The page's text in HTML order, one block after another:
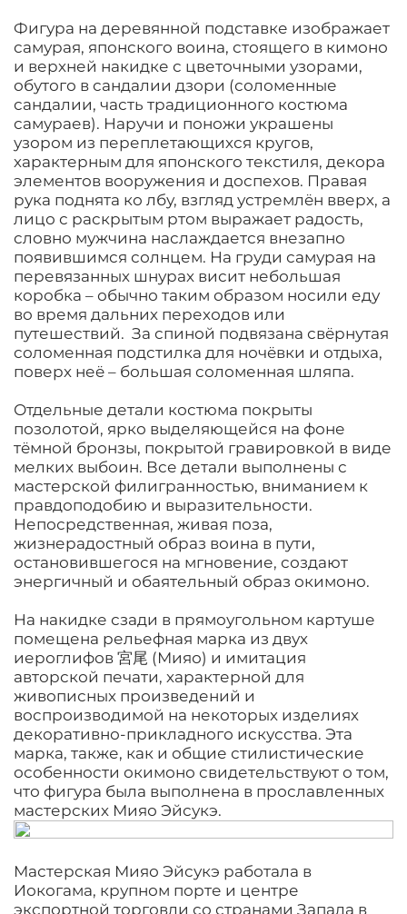
Фигура на деревянной подставке изображает
самурая, японского воина, стоящего в кимоно
и верхней накидке с цветочными узорами,
обутого в сандалии дзори (соломенные
сандалии, часть традиционного костюма
самураев). Наручи и поножи украшены
узором из переплетающихся кругов,
характерным для японского текстиля, декора
элементов вооружения и доспехов. Правая
рука поднята ко лбу, взгляд устремлëн вверх, а
лицо с раскрытым ртом выражает радость,
словно мужчина наслаждается внезапно
появившимся солнцем. На груди самурая на
перевязанных шнурах висит небольшая
коробка – обычно таким образом носили еду
во время дальних переходов или
путешествий. За спиной подвязана свëрнутая
соломенная подстилка для ночëвки и отдыха,
поверх неë – большая соломенная шляпа.
Отдельные детали костюма покрыты
позолотой, ярко выделяющейся на фоне
тëмной бронзы, покрытой гравировкой в виде
мелких выбоин. Все детали выполнены с
мастерской филигранностью, вниманием к
правдоподобию и выразительности.
Непосредственная, живая поза,
жизнерадостный образ воина в пути,
остановившегося на мгновение, создают
энергичный и обаятельный образ окимоно.
На накидке сзади в прямоугольном картуше
помещена рельефная марка из двух
иероглифов 宮尾 (Мияо) и имитация
авторской печати, характерной для
живописных произведений и
воспроизводимой на некоторых изделиях
декоративно-прикладного искусства. Эта
марка, также, как и общие стилистические
особенности окимоно свидетельствуют о том,
что фигура была выполнена в прославленных
мастерских Мияо Эйсукэ.
Мастерская Мияо Эйсукэ работала в
Иокогама, крупном порте и центре
экспортной торговли со странами Запада в